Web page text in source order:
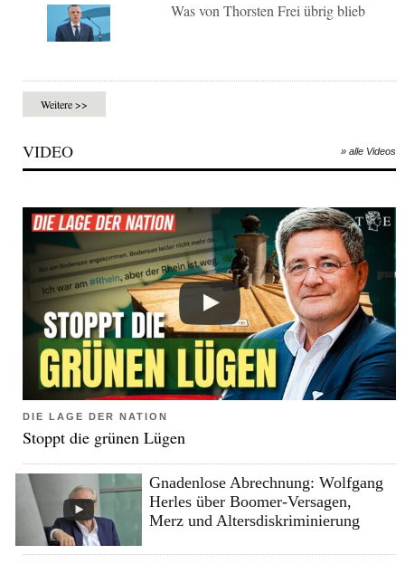
Was von Thorsten Frei übrig blieb
Weitere >>
VIDEO » alle Videos
DIE LAGE DER NATION
Stoppt die grünen Lügen
Gnadenlose Abrechnung: Wolfgang
Herles über Boomer-Versagen,
Merz und Altersdiskriminierung